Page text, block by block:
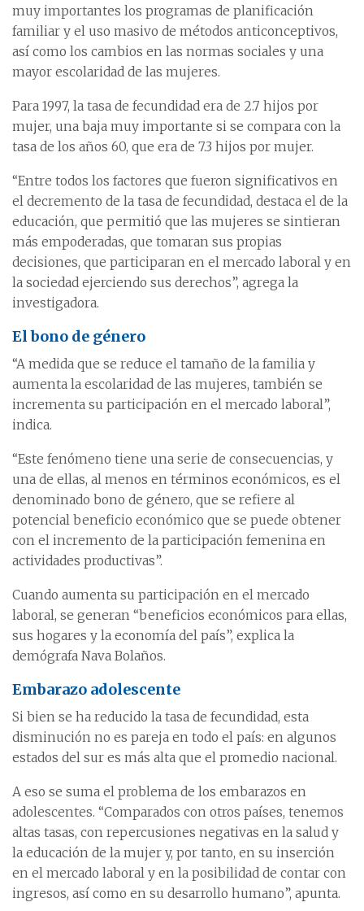
muy importantes los programas de planificación
familiar y el uso masivo de métodos anticonceptivos,
así como los cambios en las normas sociales y una
mayor escolaridad de las mujeres.
Para 1997, la tasa de fecundidad era de 2.7 hijos por
mujer, una baja muy importante si se compara con la
tasa de los años 60, que era de 7.3 hijos por mujer.
“Entre todos los factores que fueron significativos en
el decremento de la tasa de fecundidad, destaca el de la
educación, que permitió que las mujeres se sintieran
más empoderadas, que tomaran sus propias
decisiones, que participaran en el mercado laboral y en
la sociedad ejerciendo sus derechos”, agrega la
investigadora.
El bono de género
“A medida que se reduce el tamaño de la familia y
aumenta la escolaridad de las mujeres, también se
incrementa su participación en el mercado laboral”,
indica.
“Este fenómeno tiene una serie de consecuencias, y
una de ellas, al menos en términos económicos, es el
denominado bono de género, que se refiere al
potencial beneficio económico que se puede obtener
con el incremento de la participación femenina en
actividades productivas”.
Cuando aumenta su participación en el mercado
laboral, se generan “beneficios económicos para ellas,
sus hogares y la economía del país”, explica la
demógrafa Nava Bolaños.
Embarazo adolescente
Si bien se ha reducido la tasa de fecundidad, esta
disminución no es pareja en todo el país: en algunos
estados del sur es más alta que el promedio nacional.
A eso se suma el problema de los embarazos en
adolescentes. “Comparados con otros países, tenemos
altas tasas, con repercusiones negativas en la salud y
la educación de la mujer y, por tanto, en su inserción
en el mercado laboral y en la posibilidad de contar con
ingresos, así como en su desarrollo humano”, apunta.